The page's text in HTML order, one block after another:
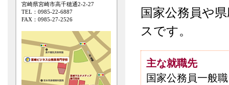
宮崎県宮崎市高千穂通2-2-27
TEL：0985-22-6887
FAX：0985-27-2526
国家公務員や
スです。
主な就職先
国家公務員一般